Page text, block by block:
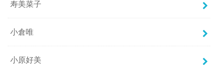
寿美菜子
小倉唯
小原好美